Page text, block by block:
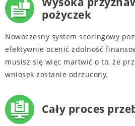
pożyczek
Nowoczesny system scoringowy
efektywnie ocenić zdolność
musisz się więc martwić o to, że
wniosek zostanie odrzucony.
Cały proces